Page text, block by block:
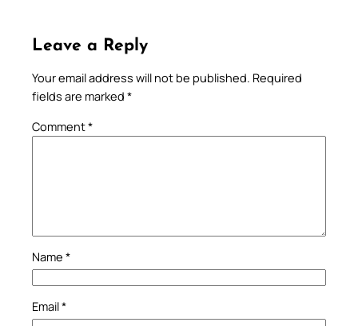
Leave a Reply
Your email address will not be published. Required
fields are marked *
Comment*
Name *
Email*